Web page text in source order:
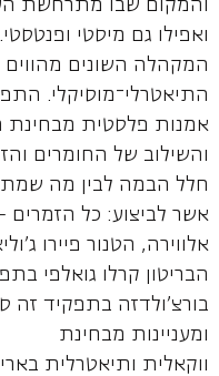
והמקום שבו מתרחשת
ואפילו גם מיסטי
המקהלה השונים
התיאטרלי־מוסיקלי.
אמנות פלסטית מבחינת
והשילוב של החומרים
חלל הבמה לבין מה
אשר לביצוע: כל הזמרים
אלווירה, הטנור פיירו
הבריטון קרלו גואלפי
בורצ'ולדזה בתפקיד זה
ומעניינות מבחינת
ווקאלית ותיאטרלית